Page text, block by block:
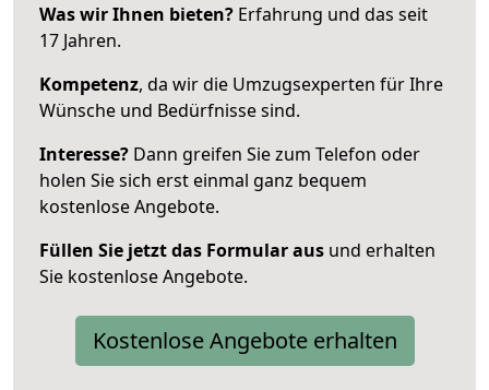
Was wir Ihnen bieten? Erfahrung und das seit
17 Jahren.
Kompetenz, da wir die Umzugsexperten für Ihre
Wünsche und Bedürfnisse sind.
Interesse? Dann greifen Sie zum Telefon oder
holen Sie sich erst einmal ganz bequem
kostenlose Angebote.
Füllen Sie jetzt das Formular aus und erhalten
Sie kostenlose Angebote.
Kostenlose Angebote erhalten